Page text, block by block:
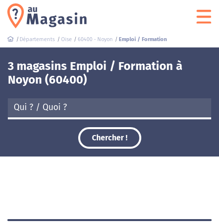
Départements Oise 60400 - Noyon Emploi / Formation
3 magasins Emploi / Formation à
Noyon (60400)
Chercher !